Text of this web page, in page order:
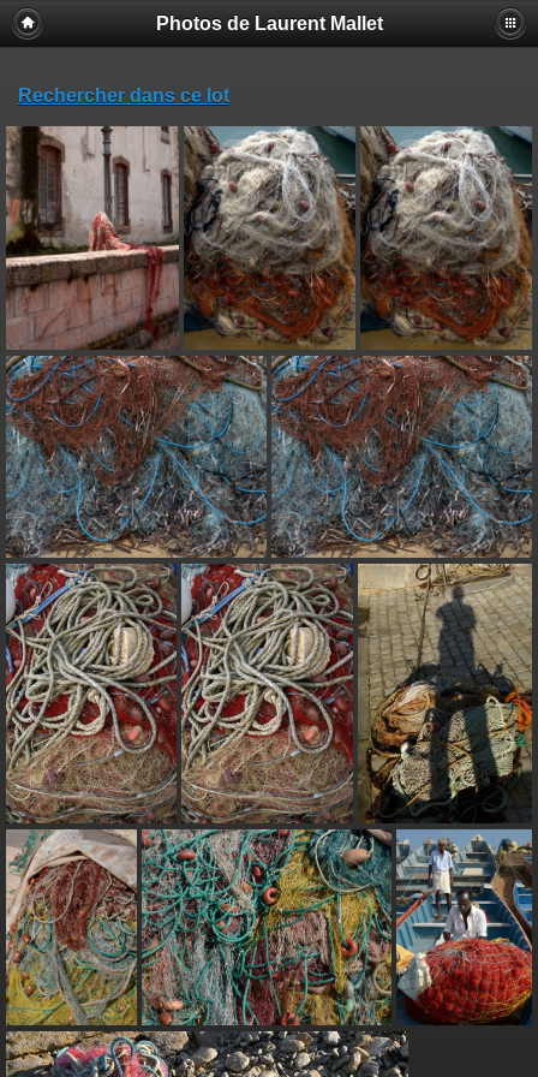
Photos de Laurent Mallet
Rechercher dans ce lot